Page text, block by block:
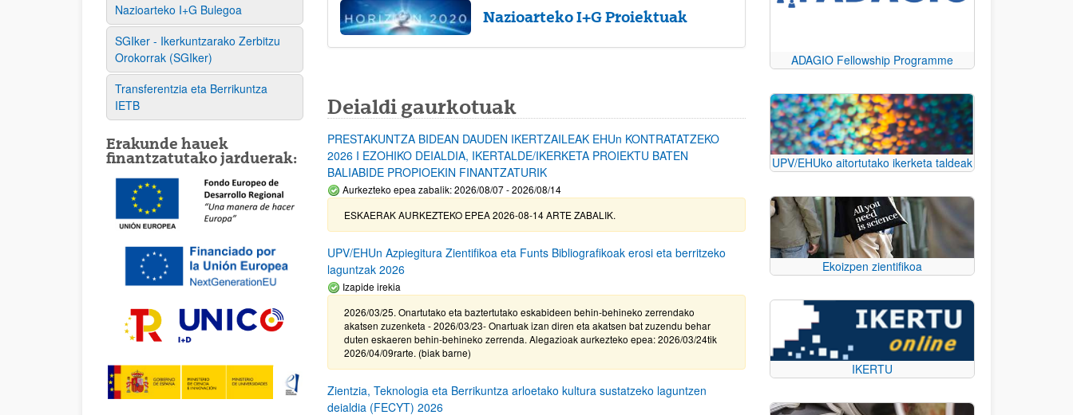
Nazioarteko I+G Bulegoa
SGIker - Ikerkuntzarako Zerbitzu
Orokorrak (SGIker)
Transferentzia eta Berrikuntza
IETB
Erakunde hauek
finantzatutako jarduerak:
Nazioarteko I+G Proiektuak
Deialdi gaurkotuak
PRESTAKUNTZA BIDEAN DAUDEN IKERTZAILEAK EHUn KONTRATATZEKO
2026 I EZOHIKO DEIALDIA, IKERTALDE/IKERKETA PROIEKTU BATEN
BALIABIDE PROPIOEKIN FINANTZATURIK
Aurkezteko epea zabalik: 2026/08/07 - 2026/08/14
ESKAERAK AURKEZTEKO EPEA 2026-08-14 ARTE ZABALIK.
UPV/EHUn Azpiegitura Zientifikoa eta Funts Bibliografikoak erosi eta berritzeko
laguntzak 2026
Izapide irekia
2026/03/25. Onartutako eta baztertutako eskabideen behin-behineko zerrendako
akatsen zuzenketa - 2026/03/23- Onartuak izan diren eta akatsen bat zuzendu behar
duten eskaeren behin-behineko zerrenda. Alegazioak aurkezteko epea: 2026/03/24tik
2026/04/09rarte. (biak barne)
Zientzia, Teknologia eta Berrikuntza arloetako kultura sustatzeko laguntzen
deialdia (FECYT) 2026
ADAGIO Fellowship Programme
UPV/EHUko aitortutako ikerketa taldeak
Ekoizpen zientifikoa
IKERTU